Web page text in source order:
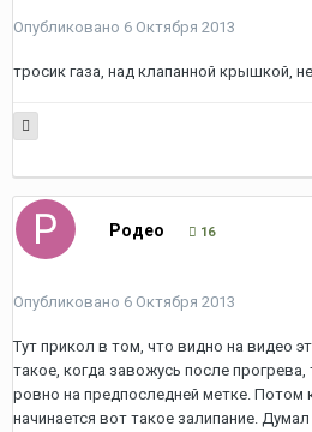
Опубликовано 6 Октября 2013
тросик газа, над клапанной крышкой,
Родео 16
Опубликовано 6 Октября 2013
Тут прикол в том, что видно на видео
такое, когда завожусь после
ровно на предпоследней метке. Потом
начинается вот такое залипание.